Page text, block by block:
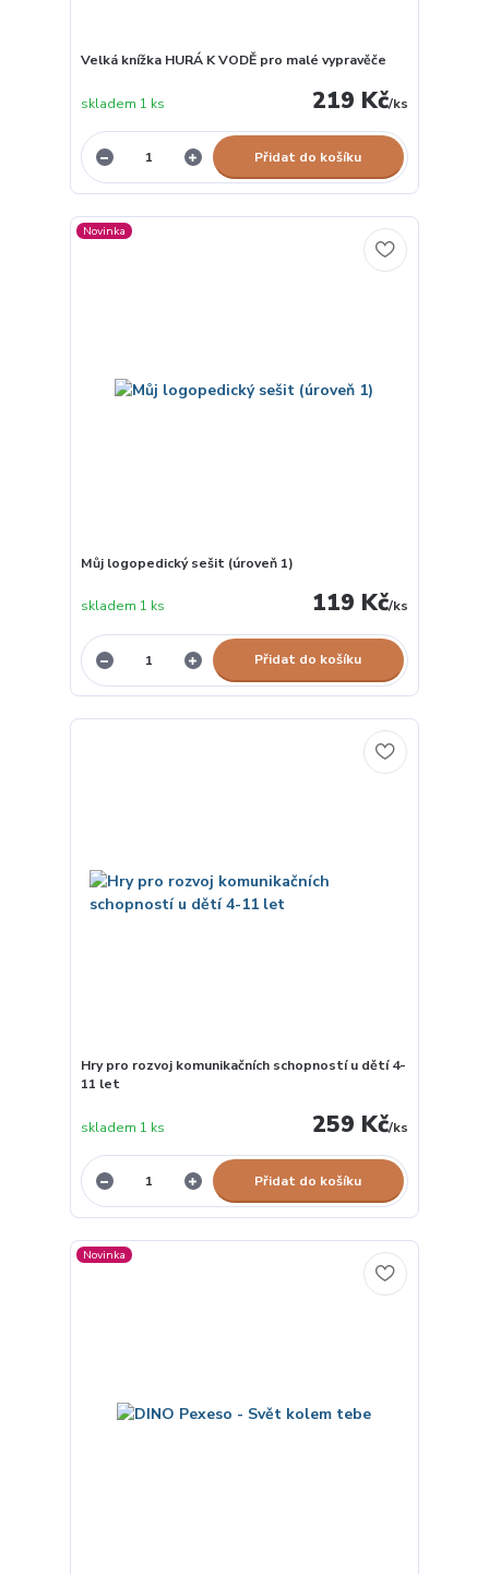
Velká knížka HURÁ K VODĚ pro malé vypravěče
219 Kč/ks
skladem 1 ks
Přidat do košíku
Novinka
Můj logopedický sešit (úroveň 1)
119 Kč/ks
skladem 1 ks
Přidat do košíku
Hry pro rozvoj komunikačních schopností u dětí 4-
11 let
259 Kč/ks
skladem 1 ks
Přidat do košíku
Novinka